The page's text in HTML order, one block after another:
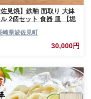
佐見焼】鉄釉 面取り 大鉢
2個セット 食器 皿 【堀
崎県波佐見町
30,000円